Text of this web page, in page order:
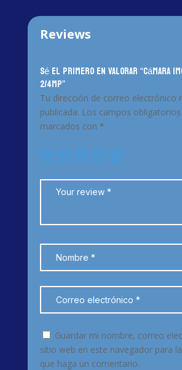
Reviews
Sé el primero en valorar “Cámara
2/4mp”
Tu dirección de correo electrónico
publicada. Los campos
marcados con *
Guardar mi nombre, correo
sitio web en este navegador para
que haga un comentario.